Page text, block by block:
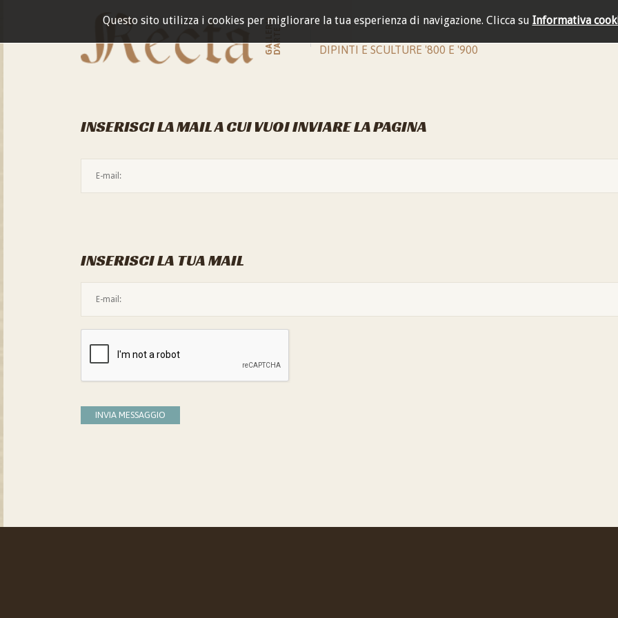
Questo sito utilizza i cookies per migliorare la tua esperienza di navigazione. Clicca su Informativa
GALLERIAD'ARTE DIPINTI E SCULTURE '800 E '900
INSERISCI LA MAIL A CUI VUOI INVIARE LA PAGINA
INSERISCI LA TUA MAIL
INVIA MESSAGGIO